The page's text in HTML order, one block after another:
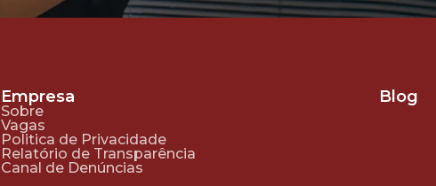
Empresa
Sobre
Vagas
Politica de Privacidade
Relatório de Transparência
Canal de Denúncias
Blog